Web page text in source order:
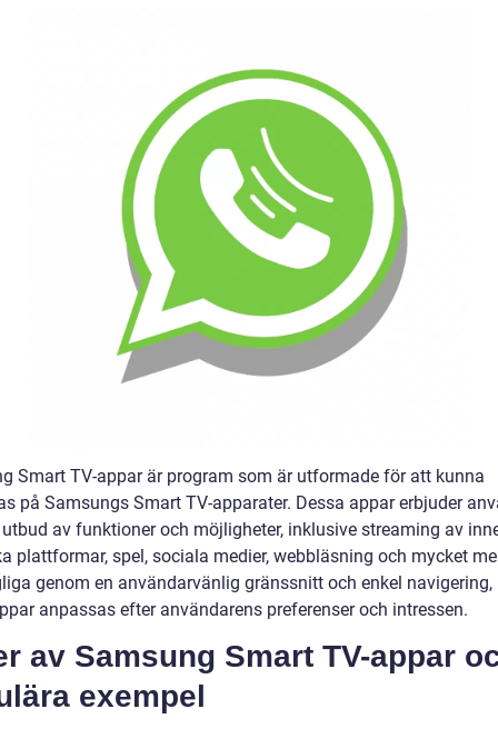
Smart TV-appar är program som är utformade för att kunna
på Samsungs Smart TV-apparater. Dessa appar erbjuder
av funktioner och möjligheter, inklusive streaming av
plattformar, spel, sociala medier, webbläsning och mycket
genom en användarvänlig gränssnitt och enkel navigering,
anpassas efter användarens preferenser och intressen.
av Samsung Smart TV-appar
exempel